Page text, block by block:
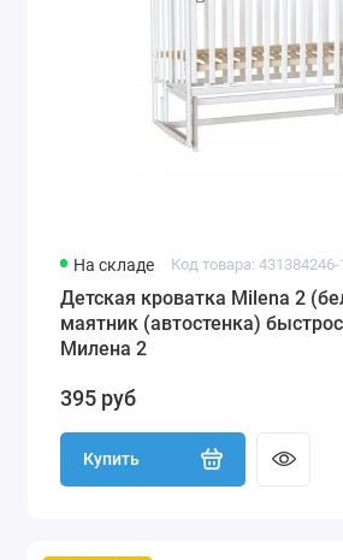
На складе Код товара: 431384246-
Детская кроватка Milena 2
маятник (автостенка)
Милена 2
395 руб
Купить